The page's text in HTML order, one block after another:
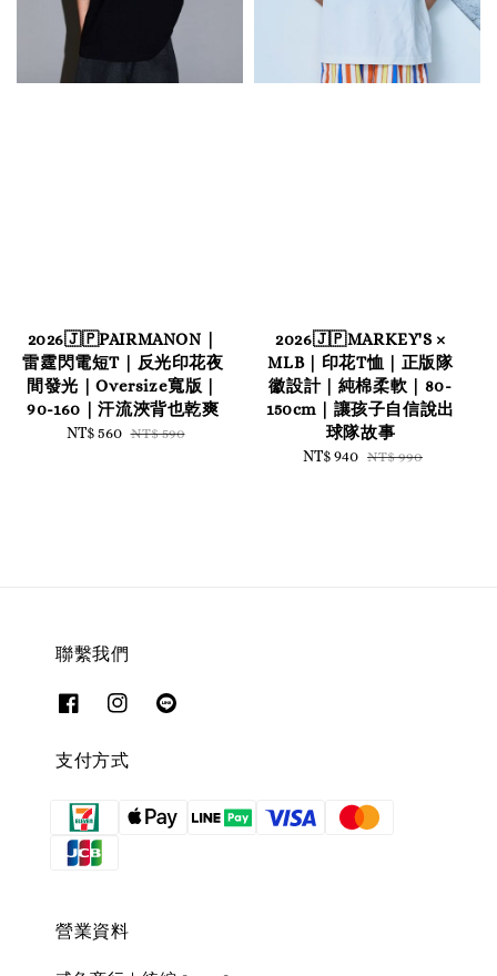
2026🇯🇵PAIRMANON｜
雷霆閃電短T｜反光印花夜
間發光｜Oversize寬版｜
90-160｜汗流浹背也乾爽
Sale
NT$ 560 Regular
NT$ 590
2026🇯🇵MARKEY'S ×
MLB｜印花T恤｜正版隊
徽設計｜純棉柔軟｜80-
150cm｜讓孩子自信說出
球隊故事
Sale
NT$ 940 Regular
NT$ 990
聯繫我們
支付方式
營業資料